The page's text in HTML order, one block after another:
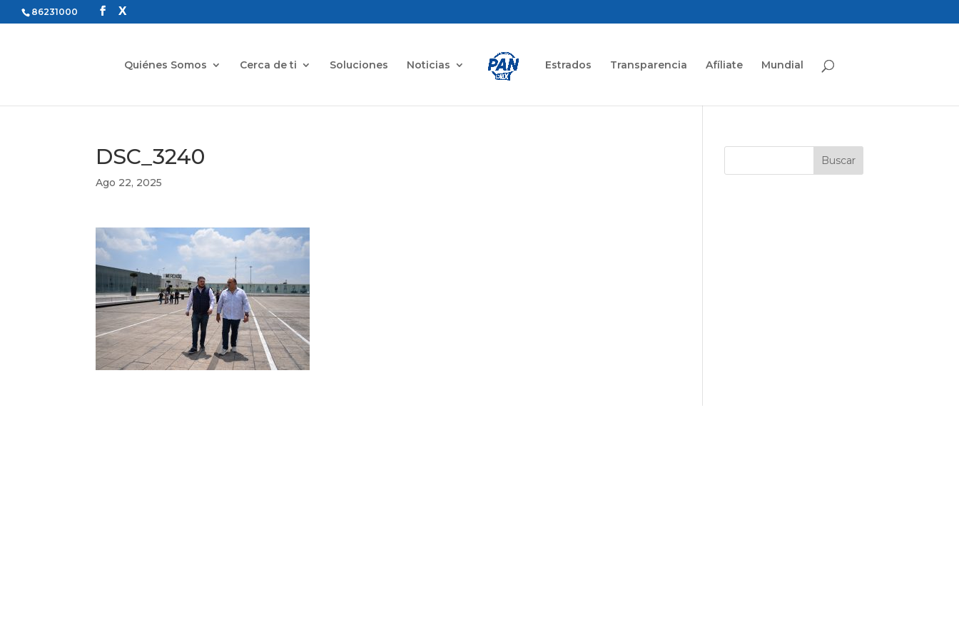
86231000
Quiénes Somos Cerca de ti Soluciones Noticias Estrados Transparencia Afíliate Mundial
DSC_3240
Ago 22, 2025